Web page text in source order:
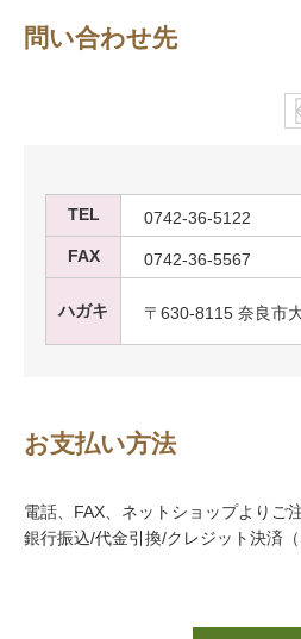
問い合わせ先
TEL 0742-36-5122
FAX 0742-36-5567
ハガキ 〒630-8115 奈良市
お支払い方法
電話、FAX、ネットショップよりご
銀行振込/代金引換/クレジット決済（